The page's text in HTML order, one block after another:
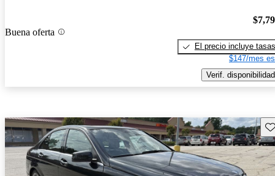
Buena oferta
El precio incluye tasas
$147/mes
Verif. disponibilidad